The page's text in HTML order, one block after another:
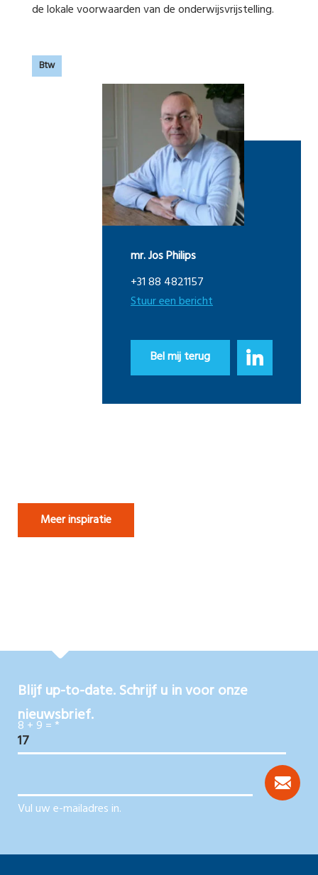
de lokale voorwaarden van de onderwijsvrijstelling.
Btw
mr. Jos Philips
+31 88 4821157
Stuur een bericht
Bel mij terug
Meer inspiratie
Blijf up-to-date. Schrijf u in voor onze
nieuwsbrief.
8 + 9 = *
Vul uw e-mailadres in.